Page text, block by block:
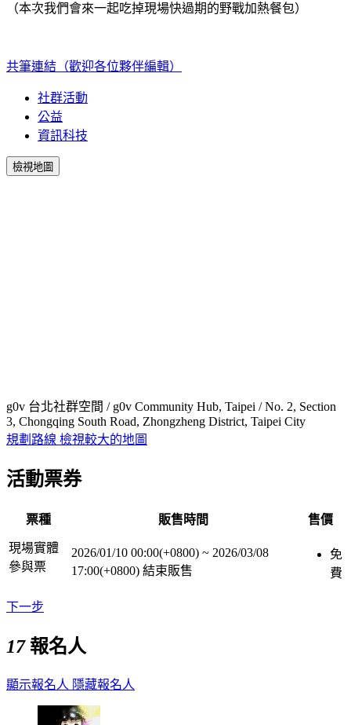
（本次我們會來一起吃掉現場快過期的野戰加熱餐包）
共筆連結（歡迎各位夥伴編輯）
社群活動
公益
資訊科技
檢視地圖
g0v 台北社群空間 / g0v Community Hub, Taipei / No. 2, Section
3, Chongqing South Road, Zhongzheng District, Taipei City
規劃路線 檢視較大的地圖
活動票券
票種 販售時間 售價
現場實體
參與票
2026/01/10 00:00(+0800) ~ 2026/03/08
17:00(+0800) 結束販售
免
費
下一步
17報名人
顯示報名人 隱藏報名人